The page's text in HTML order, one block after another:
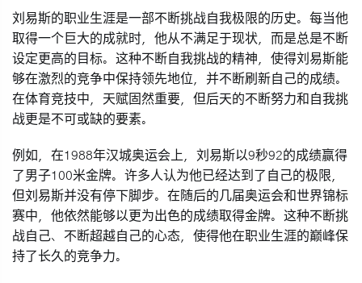
刘易斯的职业生涯是一部不断挑战自我极限的历史。每当他
取得一个巨大的成就时，他从不满足于现状，而是总是不断
设定更高的目标。这种不断自我挑战的精神，使得刘易斯能
够在激烈的竞争中保持领先地位，并不断刷新自己的成绩。
在体育竞技中，天赋固然重要，但后天的不断努力和自我挑
战更是不可或缺的要素。
例如，在1988年汉城奥运会上，刘易斯以9秒92的成绩赢得
了男子100米金牌。许多人认为他已经达到了自己的极限，
但刘易斯并没有停下脚步。在随后的几届奥运会和世界锦标
赛中，他依然能够以更为出色的成绩取得金牌。这种不断挑
战自己、不断超越自己的心态，使得他在职业生涯的巅峰保
持了长久的竞争力。